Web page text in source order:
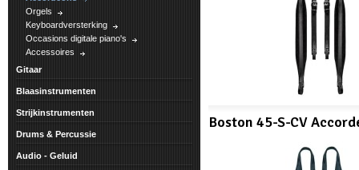
Boston 45-S-CV
Orgels
Keyboardversterking
Occasions digitale piano's
Accessoires
Gitaar
Blaasinstrumenten
Strijkinstrumenten
Drums & Percussie
Audio - Geluid